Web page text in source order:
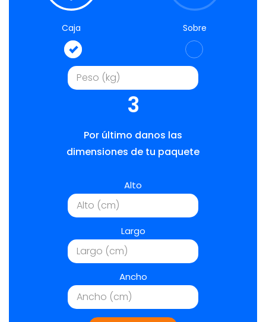
Caja Sobre
3
Por último danos las
dimensiones de tu paquete
Alto
Largo
Ancho